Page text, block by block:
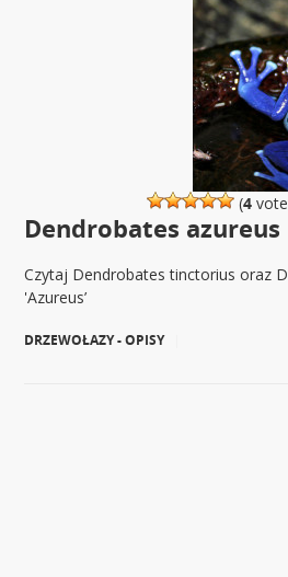
(4
Dendrobates azureus
Czytaj Dendrobates tinctorius oraz
'Azureus’
DRZEWOŁAZY - OPISY